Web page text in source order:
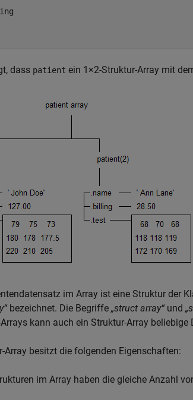
dass patient ein 1×2-Struktur-Array mit
im Array ist eine Struktur der
bezeichnet. Die Begriffe „struct array“und
kann auch ein Struktur-Array beliebige
Array besitzt die folgenden Eigenschaften:
im Array haben die gleiche Anzahl